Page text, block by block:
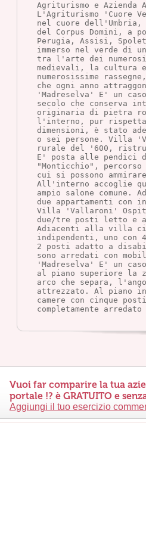
Agriturismo e Azienda
L'Agriturismo 'Cuore
nel cuore
del Corpus Domini, a
Perugia, Assisi,
immerso nel verde di
tra l'arte dei
medievali, la
numerosissime
che ogni anno
'Madreselva' E' un
secolo che conserva
originaria di pietra
l'interno, pur
dimensioni, è stato
o sei persone. Villa
rurale del '600,
E' posta alle pendici
"Monticchio",
cui si possono
All'interno accoglie
ampio salone
due appartamenti con
Villa 'Vallaroni'
due/tre posti letto e
Adiacenti alla villa ci
indipendenti, uno con
2 posti adatto a
sono arredati con
'Madreselva' E' un
al piano superiore la
arco che separa,
attrezzato. Al piano
camere con cinque
completamente
Vuoi far comparire la tua
portale !? è GRATUITO e
Aggiungi il tuo esercizio